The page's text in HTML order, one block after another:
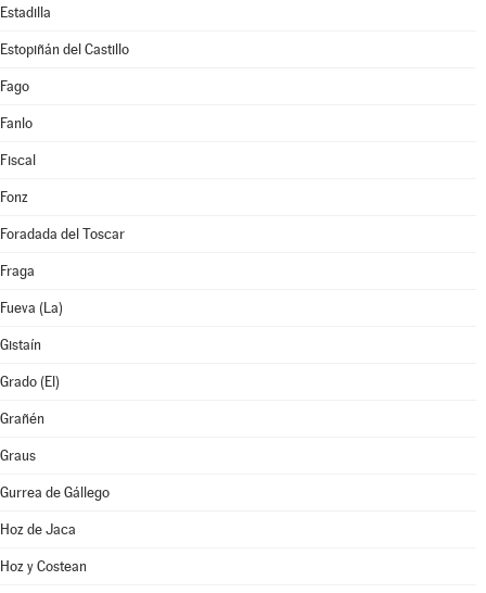
Estadilla
Estopiñán del Castillo
Fago
Fanlo
Fiscal
Fonz
Foradada del Toscar
Fraga
Fueva (La)
Gistaín
Grado (El)
Grañén
Graus
Gurrea de Gállego
Hoz de Jaca
Hoz y Costean